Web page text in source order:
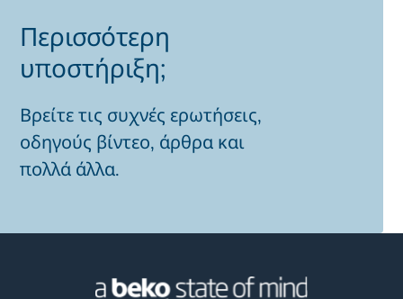
Περισσότερη
υποστήριξη;
Βρείτε τις συχνές ερωτήσεις,
οδηγούς βίντεο, άρθρα και
πολλά άλλα.